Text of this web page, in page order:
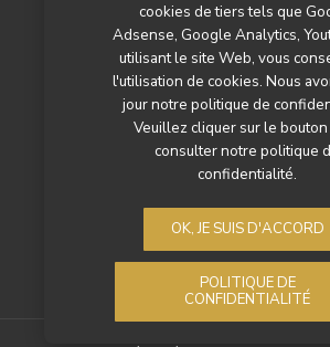
cookies de tiers tels que
Adsense, Google Analytics,
utilisant le site Web, vous
l'utilisation de cookies. Nous
jour notre politique de
Veuillez cliquer sur le
consulter notre politique
confidentialité.
OK, JE SUIS D'ACCORD
POLITIQUE DE
CONFIDENTIALITÉ
Qui sommes-nous ?
Contactez-nous
Mentions légales
Politique de confidentialité